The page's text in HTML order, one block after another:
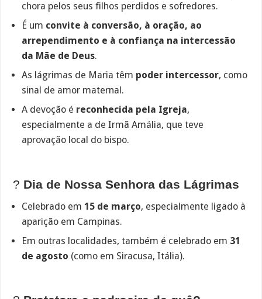
chora pelos seus filhos perdidos e sofredores.
É um convite à conversão, à oração, ao
arrependimento e à confiança na intercessão
da Mãe de Deus.
As lágrimas de Maria têm poder intercessor, como
sinal de amor maternal.
A devoção é reconhecida pela Igreja,
especialmente a de Irmã Amália, que teve
aprovação local do bispo.
? Dia de Nossa Senhora das Lágrimas
Celebrado em15 de março, especialmente ligado à
aparição em Campinas.
Em outras localidades, também é celebrado em 31
de agosto (como em Siracusa, Itália).